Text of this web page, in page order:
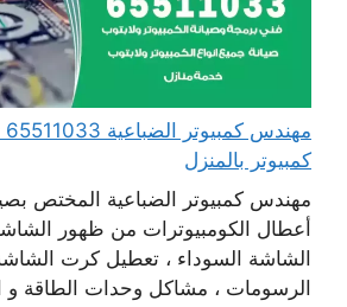
كمبيوتر بالمنزل
مهندس كمبيوتر الضباعية المختص
أعطال الكومبيوترات من ظهور
الشاشة السوداء ، تعطيل كرت
الرسومات ، مشاكل وحدات الطاقة و